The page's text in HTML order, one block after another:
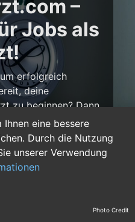
eine bessere
Durch die Nutzung
unserer Verwendung
–
Jobs als
erfolgreich
deine
zu beginnen? Dann
genau richtig!
für
– von der
bis hin zur
und finde die
für deinen nächstenPhoto Credit